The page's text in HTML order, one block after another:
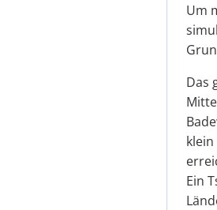
Um
Das
Ein